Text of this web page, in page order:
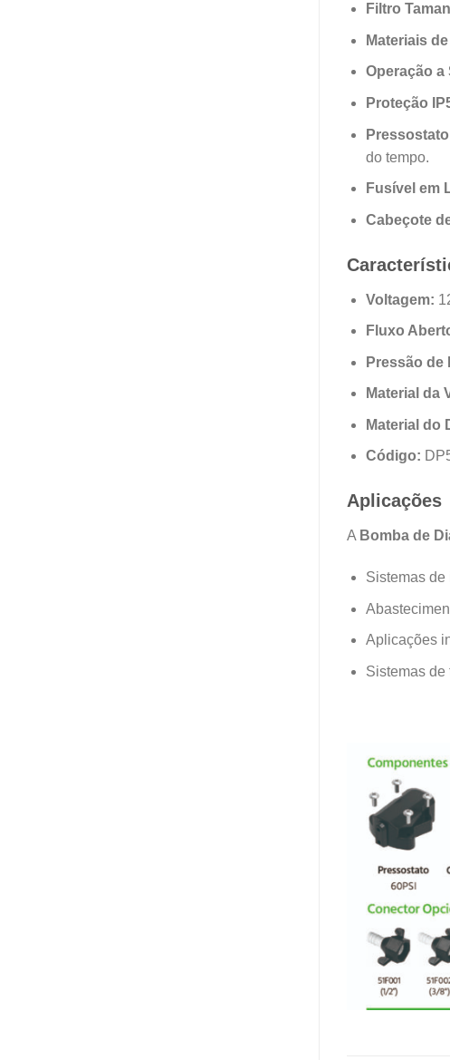
Filtro
Materiais
Operação a
Proteção
do tempo.
Fusível em
Cabeçote
Voltagem:
Fluxo
Pressão de
Material da
Material do
Código:
Aplicações
A Bomba de
Sistemas
Aplicações
Sistemas de